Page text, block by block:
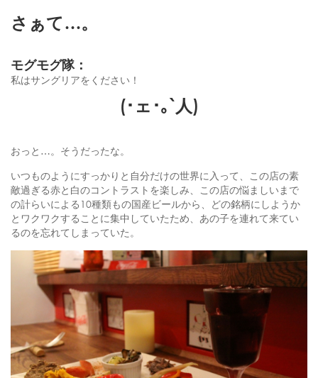
さぁて…。
モグモグ隊：
私はサングリアをください！
(･ェ･｡`人)
おっと…。そうだったな。
いつものようにすっかりと自分だけの世界に入って、この店の素
敵過ぎる赤と白のコントラストを楽しみ、この店の悩ましいまで
の計らいによる10種類もの国産ビールから、どの銘柄にしようか
とワクワクすることに集中していたため、あの子を連れて来てい
るのを忘れてしまっていた。